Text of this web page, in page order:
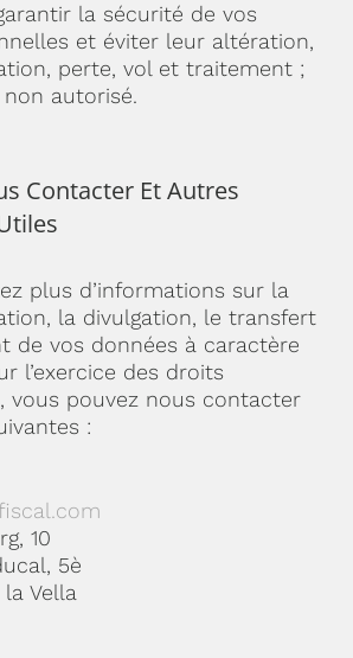
la sécurité de vos
et éviter leur altération,
perte, vol et traitement ;
autorisé.
Contacter Et Autres
plus d’informations sur la
la divulgation, le transfert
de vos données à caractère
l’exercice des droits
vous pouvez nous contacter
:
10
5è
Vella